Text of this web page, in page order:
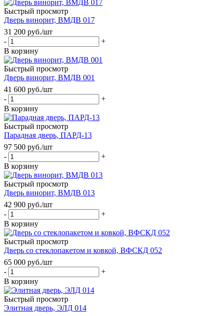
Быстрый просмотр
Дверь винорит, ВМДВ 017
31 200 руб./шт
-
+
В корзину
Быстрый просмотр
Дверь винорит, ВМДВ 001
41 600 руб./шт
-
+
В корзину
Быстрый просмотр
Парадная дверь, ПАРД-13
97 500 руб./шт
-
+
В корзину
Быстрый просмотр
Дверь винорит, ВМДВ 013
42 900 руб./шт
-
+
В корзину
Быстрый просмотр
Дверь со стеклопакетом и ковкой, ВФСКД 052
65 000 руб./шт
-
+
В корзину
Быстрый просмотр
Элитная дверь, ЭЛД 014